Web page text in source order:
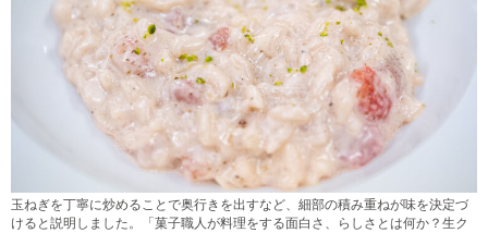
玉ねぎを丁寧に炒めることで奥行きを出すなど、細部の積み重ねが味を決定づ
けると説明しました。「菓子職人が料理をする面白さ、らしさとは何か？生ク